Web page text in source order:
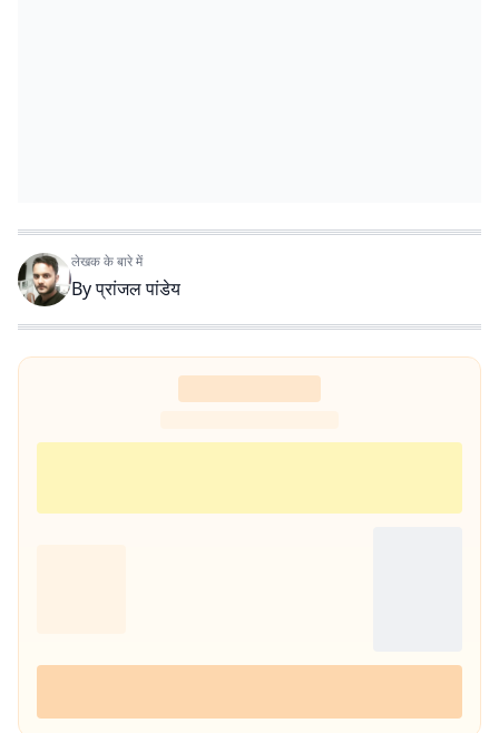
लेखक के बारे में
Byप्रांजल पांडेय